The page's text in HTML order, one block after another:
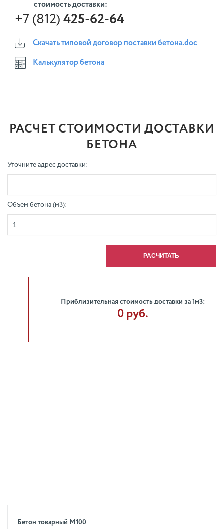
стоимость доставки:
+7 (812) 425-62-64
Скачать типовой договор поставки бетона.doc
Калькулятор бетона
РАСЧЕТ СТОИМОСТИ ДОСТАВКИ
БЕТОНА
Уточните адрес доставки:
Объем бетона (м3):
Приблизительная стоимость доставки за 1м3:
0 руб.
Бетон товарный М100